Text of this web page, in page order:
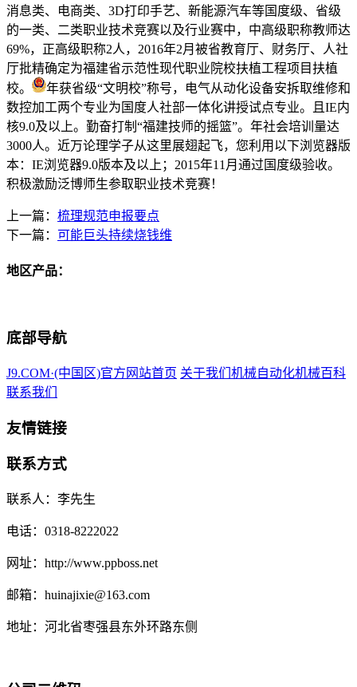
消息类、电商类、3D打印手艺、新能源汽车等国度级、省级
的一类、二类职业技术竞赛以及行业赛中，中高级职称教师达
69%，正高级职称2人，2016年2月被省教育厅、财务厅、人社
厅批精确定为福建省示范性现代职业院校扶植工程项目扶植
校。
年获省级“文明校”称号，电气从动化设备安拆取维修和
数控加工两个专业为国度人社部一体化讲授试点专业。且IE内
核9.0及以上。勤奋打制“福建技师的摇篮”。年社会培训量达
3000人。近万论理学子从这里展翅起飞，您利用以下浏览器版
本：IE浏览器9.0版本及以上；2015年11月通过国度级验收。
积极激励泛博师生参取职业技术竞赛！
上一篇： 梳理规范申报要点
下一篇： 可能巨头持续烧钱维
地区产品：
底部导航
J9.COM·(中国区)官方网站首页 关于我们 机械自动化机械百科
联系我们
友情链接
联系方式
联系人：李先生
电话：0318-8222022
网址：http://www.ppboss.net
邮箱：huinajixie@163.com
地址：河北省枣强县东外环路东侧